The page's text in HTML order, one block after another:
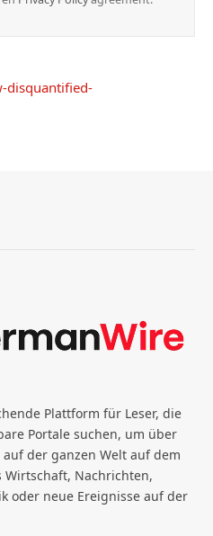
disquantified-
Plattform für Leser, die
Portale suchen, um über
der ganzen Welt auf dem
Wirtschaft, Nachrichten,
oder neue Ereignisse auf der